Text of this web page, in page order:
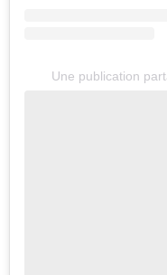
Une publication